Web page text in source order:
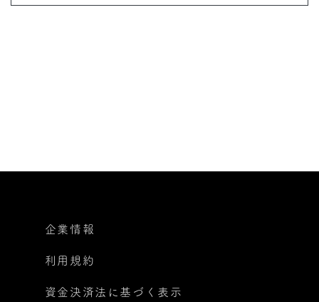
企業情報
利用規約
資金決済法に基づく表示